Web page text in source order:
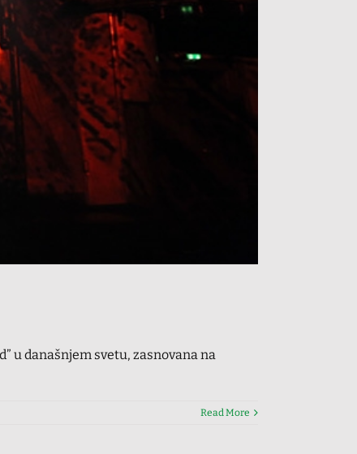
u današnjem svetu, zasnovana na
Read More